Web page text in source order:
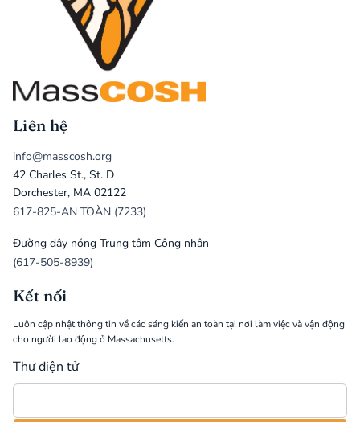
Liên hệ
info@masscosh.org
42 Charles St., St. D
Dorchester, MA 02122
617-825-AN TOÀN (7233)
Đường dây nóng Trung tâm Công nhân
(617-505-8939)
Kết nối
Luôn cập nhật thông tin về các sáng kiến an toàn tại nơi làm việc và vận động
cho người lao động ở Massachusetts.
Thư điện tử